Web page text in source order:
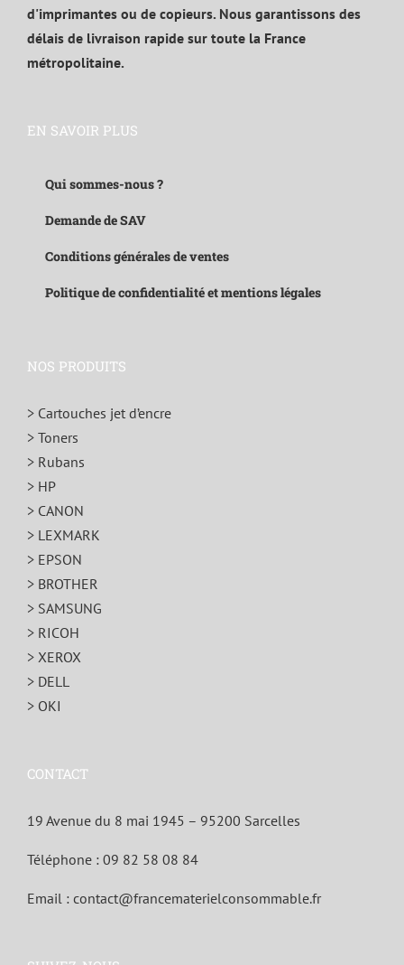
d'imprimantes ou de copieurs. Nous garantissons des
délais de livraison rapide sur toute la France
métropolitaine.
EN SAVOIR PLUS
Qui sommes-nous ?
Demande de SAV
Conditions générales de ventes
Politique de confidentialité et mentions légales
NOS PRODUITS
> Cartouches jet d’encre
> Toners
> Rubans
> HP
> CANON
> LEXMARK
> EPSON
> BROTHER
> SAMSUNG
> RICOH
> XEROX
> DELL
> OKI
CONTACT
19 Avenue du 8 mai 1945 – 95200 Sarcelles
Téléphone : 09 82 58 08 84
Email : contact@francematerielconsommable.fr